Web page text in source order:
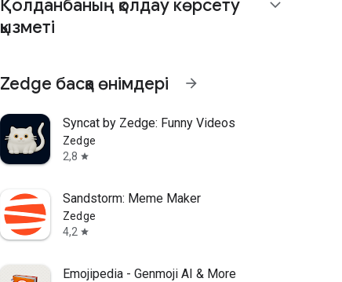
Қолданбаның қолдау көрсету
қызметі
expand_more
Zedge басқа өнімдері arrow_forward
Syncat by Zedge: Funny Videos
Zedge
2,8 star
Sandstorm: Meme Maker
Zedge
4,2 star
Emojipedia - Genmoji AI & More